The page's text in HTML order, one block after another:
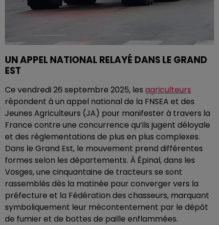
UN APPEL NATIONAL RELAYÉ DANS LE GRAND
EST
Ce vendredi 26 septembre 2025, les agriculteurs
répondent à un appel national de la FNSEA et des
Jeunes Agriculteurs (JA) pour manifester à travers la
France contre une concurrence qu’ils jugent déloyale
et des réglementations de plus en plus complexes.
Dans le Grand Est, le mouvement prend différentes
formes selon les départements. À Épinal, dans les
Vosges, une cinquantaine de tracteurs se sont
rassemblés dès la matinée pour converger vers la
préfecture et la Fédération des chasseurs, marquant
symboliquement leur mécontentement par le dépôt
de fumier et de bottes de paille enflammées.